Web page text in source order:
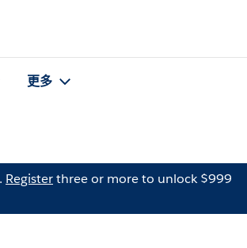
更多
Registerthree or more to unlock $999